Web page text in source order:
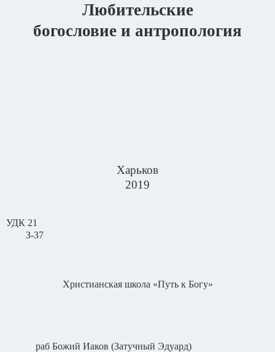
Любительские
богословие и антропология
Харьков
2019
УДК 21
З-37
Христианская школа «Путь к Богу»
раб Божий Иаков (Затучный Эдуард)